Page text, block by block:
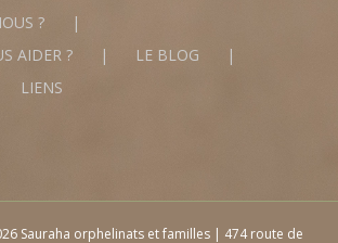
?
AIDER ?
LE BLOG
LIENS
Sauraha orphelinats et familles | 474 route de